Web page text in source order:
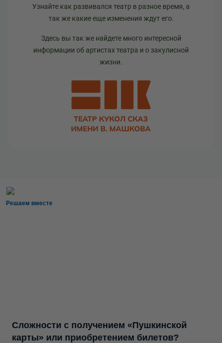
Узнайте как развивался театр в разное время, а
так же какие еще изменения ждут его.
Здесь вы так же найдете много интересной
информации об артистах театра и о закулисной
жизни.
Решаем вместе
Сложности с получением «Пушкинской
карты» или приобретением билетов?